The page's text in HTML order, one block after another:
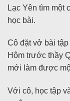
Lạc Yên tìm một
học bài.
Cô đặt vở bài
Hôm trước thầy
mới làm được
Với cô, học tập